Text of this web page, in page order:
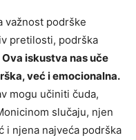
važnost podrške
pretilosti, podrška
Ova iskustva nas uče
već i emocionalna.
mogu učiniti čuda,
slučaju, njen
i njena najveća podrška